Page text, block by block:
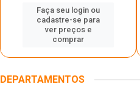
Faça seu login ou
cadastre-se para
ver preços e
comprar
DEPARTAMENTOS